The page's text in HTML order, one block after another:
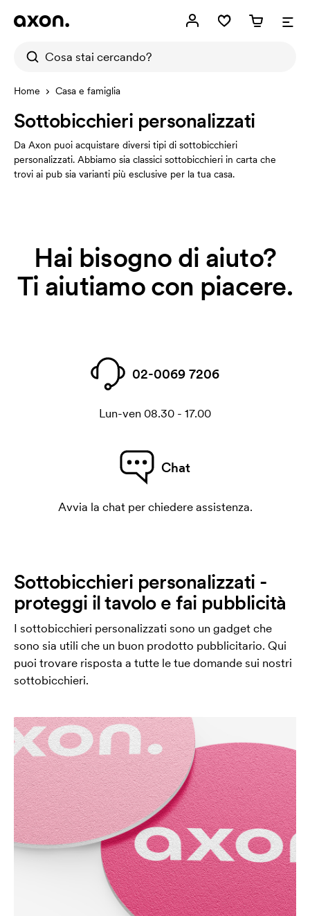
Home Casa e famiglia
Sottobicchieri personalizzati
Da Axon puoi acquistare diversi tipi di sottobicchieri
personalizzati. Abbiamo sia classici sottobicchieri in carta che
trovi ai pub sia varianti più esclusive per la tua casa.
Hai bisogno di aiuto?
Ti aiutiamo con piacere.
02-0069 7206
Lun-ven 08.30 - 17.00
Chat
Avvia la chat per chiedere assistenza.
Sottobicchieri personalizzati -
proteggi il tavolo e fai pubblicità
I sottobicchieri personalizzati sono un gadget che
sono sia utili che un buon prodotto pubblicitario. Qui
puoi trovare risposta a tutte le tue domande sui nostri
sottobicchieri.